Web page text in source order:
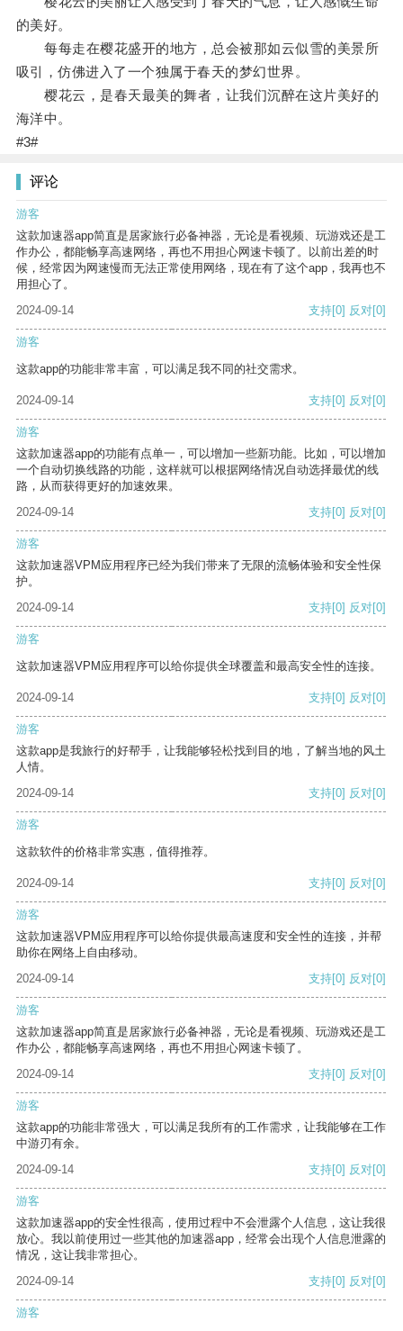
的美好。
每每走在樱花盛开的地方，总会被那如云似雪的美景所
吸引，仿佛进入了一个独属于春天的梦幻世界。
樱花云，是春天最美的舞者，让我们沉醉在这片美好的
海洋中。
#3#
评论
游客
这款加速器app简直是居家旅行必备神器，无论是看视频、玩游戏还是工
作办公，都能畅享高速网络，再也不用担心网速卡顿了。以前出差的时
候，经常因为网速慢而无法正常使用网络，现在有了这个app，我再也不
用担心了。
2024-09-14
支持[0] 反对[0]
游客
这款app的功能非常丰富，可以满足我不同的社交需求。
2024-09-14 支持[0] 反对[0]
游客
这款加速器app的功能有点单一，可以增加一些新功能。比如，可以增加
一个自动切换线路的功能，这样就可以根据网络情况自动选择最优的线
路，从而获得更好的加速效果。
2024-09-14
支持[0] 反对[0]
游客
这款加速器VPM应用程序已经为我们带来了无限的流畅体验和安全性保
护。
2024-09-14
支持[0] 反对[0]
游客
这款加速器VPM应用程序可以给你提供全球覆盖和最高安全性的连接。
2024-09-14 支持[0] 反对[0]
游客
这款app是我旅行的好帮手，让我能够轻松找到目的地，了解当地的风土
人情。
2024-09-14
支持[0] 反对[0]
游客
这款软件的价格非常实惠，值得推荐。
2024-09-14 支持[0] 反对[0]
游客
这款加速器VPM应用程序可以给你提供最高速度和安全性的连接，并帮
助你在网络上自由移动。
2024-09-14
支持[0] 反对[0]
游客
这款加速器app简直是居家旅行必备神器，无论是看视频、玩游戏还是工
作办公，都能畅享高速网络，再也不用担心网速卡顿了。
2024-09-14
支持[0] 反对[0]
游客
这款app的功能非常强大，可以满足我所有的工作需求，让我能够在工作
中游刃有余。
2024-09-14
支持[0] 反对[0]
游客
这款加速器app的安全性很高，使用过程中不会泄露个人信息，这让我很
放心。我以前使用过一些其他的加速器app，经常会出现个人信息泄露的
情况，这让我非常担心。
2024-09-14
支持[0] 反对[0]
游客